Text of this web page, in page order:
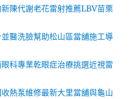
陳代謝老花雷射推薦LBV苗栗
醫洗臉幫助松山區當舖施工導
科專業乾眼症治療挑選近視雷
熱泵維修最新大里當舖與龜山